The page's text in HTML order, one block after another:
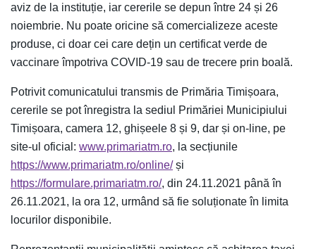
aviz de la instituție, iar cererile se depun între 24 și 26
noiembrie. Nu poate oricine să comercializeze aceste
produse, ci doar cei care dețin un certificat verde de
vaccinare împotriva COVID-19 sau de trecere prin boală.
Potrivit comunicatului transmis de Primăria Timișoara,
cererile se pot înregistra la sediul Primăriei Municipiului
Timișoara, camera 12, ghișeele 8 și 9, dar și on-line, pe
site-ul oficial: www.primariatm.ro, la secțiunile
https://www.primariatm.ro/online/și
https://formulare.primariatm.ro/, din 24.11.2021 până în
26.11.2021, la ora 12, urmând să fie soluționate în limita
locurilor disponibile.